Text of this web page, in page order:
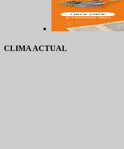
CLIMA ACTUAL